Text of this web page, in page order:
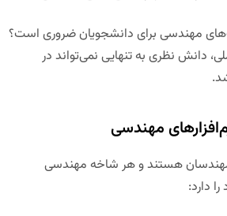
مهندسی برای دانشجویان ضروری است؟
دانش نظری به تنهایی نمی‌تواند در
مهندسان هستند و هر شاخه مهندسی
دارد: